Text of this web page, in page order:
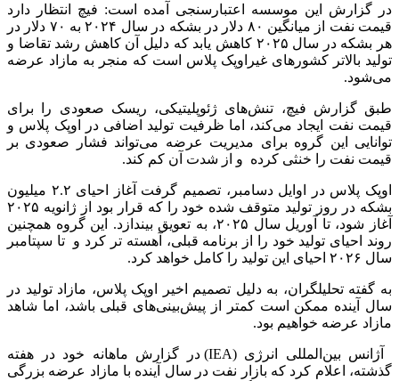
در گزارش این موسسه اعتبارسنجی آمده است: فیچ انتظار دارد
قیمت نفت از میانگین ۸۰ دلار در بشکه در سال ۲۰۲۴ به ۷۰ دلار در
هر بشکه در سال ۲۰۲۵ کاهش یابد که دلیل آن کاهش رشد تقاضا و
تولید بالاتر کشورهای غیراوپک پلاس است که منجر به مازاد عرضه
می‌شود.
طبق گزارش فیچ، تنش‌های ژئوپلیتیکی، ریسک صعودی را برای
قیمت نفت ایجاد می‌کند، اما ظرفیت تولید اضافی در اوپک پلاس و
توانایی این گروه برای مدیریت عرضه می‌تواند فشار صعودی بر
قیمت نفت را خنثی کرده و از شدت آن کم کند.
اوپک پلاس در اوایل دسامبر، تصمیم گرفت آغاز احیای ۲.۲ میلیون
بشکه در روز تولید متوقف شده خود را که قرار بود از ژانویه ۲۰۲۵
آغاز شود، تا آوریل سال ۲۰۲۵، به تعویق بیندازد. این گروه همچنین
روند احیای تولید خود را از برنامه قبلی، آهسته تر کرد و تا سپتامبر
سال ۲۰۲۶ احیای این تولید را کامل خواهد کرد.
به گفته تحلیلگران، به دلیل تصمیم اخیر اوپک پلاس، مازاد تولید در
سال آینده ممکن است کمتر از پیش‌بینی‌های قبلی باشد، اما شاهد
مازاد عرضه خواهیم بود.
آژانس بین‌المللی انرژی (IEA) در گزارش ماهانه خود در هفته
گذشته، اعلام کرد که بازار نفت در سال آینده با مازاد عرضه بزرگی